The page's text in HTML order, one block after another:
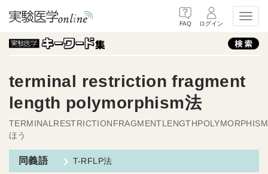
FAQ ログイン
terminal restriction fragment
length polymorphism法
TERMINALRESTRICTIONFRAGMENTLENGTHPOLYMORPHISM
ほう
T-RFLP法